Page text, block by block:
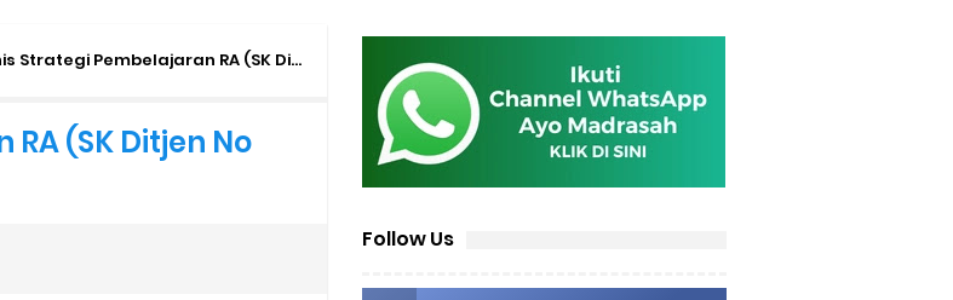
& PDF (Ditjen Pendis)
Pembelajaran RA (SK Ditjen No 2765 Tahun 2019)
(SK Ditjen No
Follow Us